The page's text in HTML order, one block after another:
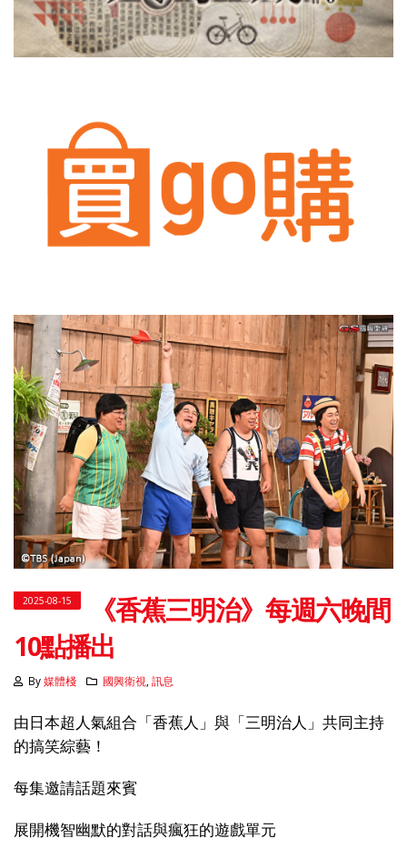
2025-08-15
《香蕉三明治》每週六晚間
10點播出
By媒體棧 國興衛視 訊息
由日本超人氣組合「香蕉人」與「三明治人」共同主持
的搞笑綜藝！
每集邀請話題來賓
展開機智幽默的對話與瘋狂的遊戲單元